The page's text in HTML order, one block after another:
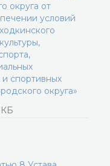
округа от
условий
и спортивных
округа»
КБ